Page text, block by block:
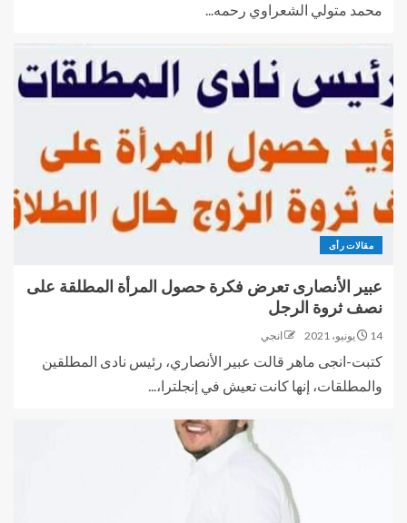
محمد متولي الشعراوي رحمه...
مقالات رأى
عبير الأنصارى تعرض فكرة حصول المرأة المطلقة على
نصف ثروة الرجل
14 يونيو، 2021 انجي
كتبت-انجى ماهر قالت عبير الأنصاري، رئيس نادى المطلقين
والمطلقات، إنها كانت تعيش في إنجلترا،...